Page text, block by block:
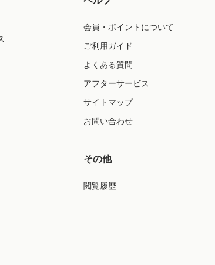
会員・ポイントについて
ご利用ガイド
よくある質問
アフターサービス
サイトマップ
お問い合わせ
その他
閲覧履歴